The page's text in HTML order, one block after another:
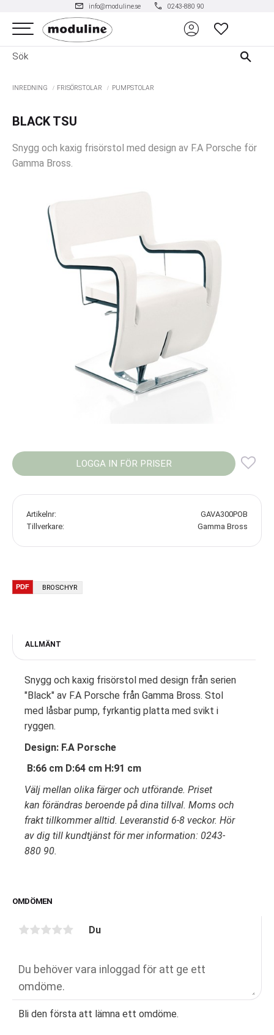
Meny
mail info@moduline.se phone 0243-880 90
account_circle FAVORITER
INREDNING FRISÖRSTOLAR PUMPSTOLAR
BLACK TSU
Snygg och kaxig frisörstol med design av F.A Porsche för
Gamma Bross.
LOGGA IN FÖR PRISER
Artikelnr
GAVA300POB
Tillverkare
Gamma Bross
BROSCHYR
ALLMÄNT
Snygg och kaxig frisörstol med design från serien
"Black" av F.A Porsche från Gamma Bross. Stol
med låsbar pump, fyrkantig platta med svikt i
ryggen.
Design: F.A Porsche
B:66 cm D:64 cm H:91 cm
Välj mellan olika färger och utförande. Priset
kan förändras beroende på dina tillval. Moms och
frakt tillkommer alltid. Leveranstid 6-8 veckor. Hör
av dig till kundtjänst för mer information: 0243-
880 90.
OMDÖMEN
Du
Bli den första att lämna ett omdöme.